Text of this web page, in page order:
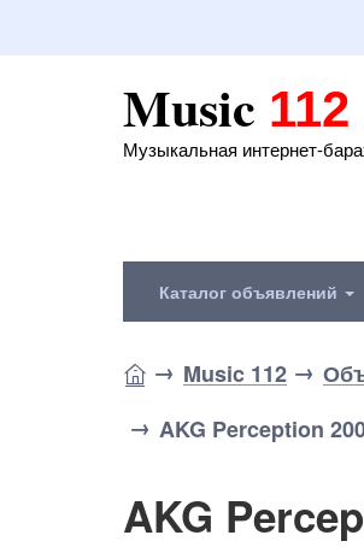
Music 112
Музыкальная интернет-
Каталог объявлений
Music 112
AKG Perception
AKG